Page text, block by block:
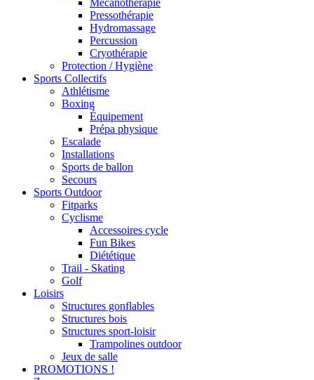
Pressothérapie
Hydromassage
Percussion
Cryothérapie
Protection / Hygiène
Sports Collectifs
Athlétisme
Boxing
Équipement
Prépa physique
Escalade
Installations
Sports de ballon
Secours
Sports Outdoor
Fitparks
Cyclisme
Accessoires cycle
Fun Bikes
Diététique
Trail - Skating
Golf
Loisirs
Structures gonflables
Structures bois
Structures sport-loisir
Trampolines outdoor
Jeux de salle
PROMOTIONS !